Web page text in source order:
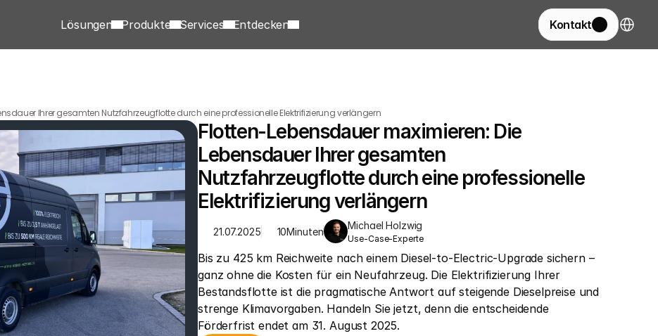
Lösungen Produkte Services Entdecken Kontakt Select
Ihrer gesamten Nutzfahrzeugflotte durch eine professionelle Elektrifizierung verlängern
Flotten-Lebensdauer maximieren: Die
Lebensdauer Ihrer gesamten
Nutzfahrzeugflotte durch eine professionelle
Elektrifizierung verlängern
21.07.2025 10Minuten
Michael Holzwig
Use-Case-Experte
Bis zu 425 km Reichweite nach einem Diesel-to-Electric-Upgrade sichern –
ganz ohne die Kosten für ein Neufahrzeug. Die Elektrifizierung Ihrer
Bestandsflotte ist die pragmatische Antwort auf steigende Dieselpreise und
strenge Klimavorgaben. Handeln Sie jetzt, denn die entscheidende
Förderfrist endet am 31. August 2025.